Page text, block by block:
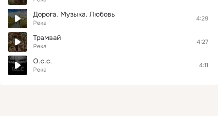
Дорога. Музыка. Любовь
Река
4:29
Трамвай
Река
4:27
О.с.с.
Река
4:11